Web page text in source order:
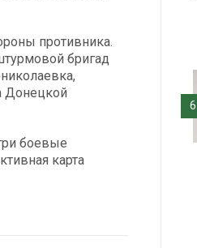
противника.
бригад
Донецкой
боевые
карта
6